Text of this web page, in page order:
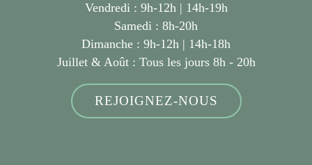
Vendredi : 9h-12h | 14h-19h
Samedi : 8h-20h
Dimanche : 9h-12h | 14h-18h
Juillet & Août : Tous les jours 8h - 20h
REJOIGNEZ-NOUS